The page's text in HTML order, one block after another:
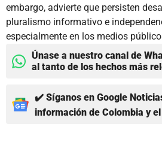
embargo, advierte que persisten
pluralismo informativo e
especialmente en los medios
Únase a nuestro canal de
al tanto de los hechos más
✔️ Síganos en Google
información de Colombia y